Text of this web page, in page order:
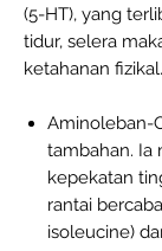
(5-HT), yang
tidur, selera
ketahanan fizikal.
Aminoleban-
tambahan. Ia
kepekatan
rantai
isoleucine)